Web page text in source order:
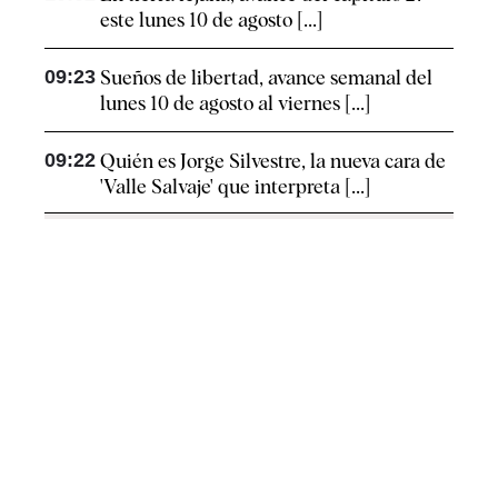
este lunes 10 de agosto [...]
09:23 Sueños de libertad, avance semanal del
lunes 10 de agosto al viernes [...]
09:22 Quién es Jorge Silvestre, la nueva cara de
'Valle Salvaje' que interpreta [...]